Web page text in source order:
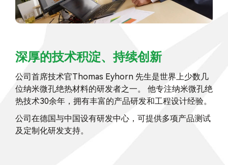
深厚的技术积淀、持续创新
公司首席技术官Thomas Eyhorn 先生是世界上少数几
位纳米微孔绝热材料的研发者之一。 他专注纳米微孔绝
热技术30余年，拥有丰富的产品研发和工程设计经验。
公司在德国与中国设有研发中心，可提供多项产品测试
及定制化研发支持。